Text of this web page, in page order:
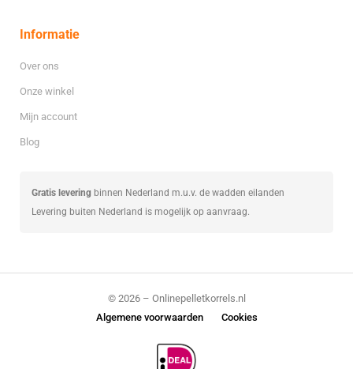
Informatie
Over ons
Onze winkel
Mijn account
Blog
Gratis levering binnen Nederland m.u.v. de wadden eilanden
Levering buiten Nederland is mogelijk op aanvraag.
© 2026 – Onlinepelletkorrels.nl
Algemene voorwaarden
Cookies